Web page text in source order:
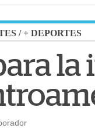
/+ DEPORTES
la